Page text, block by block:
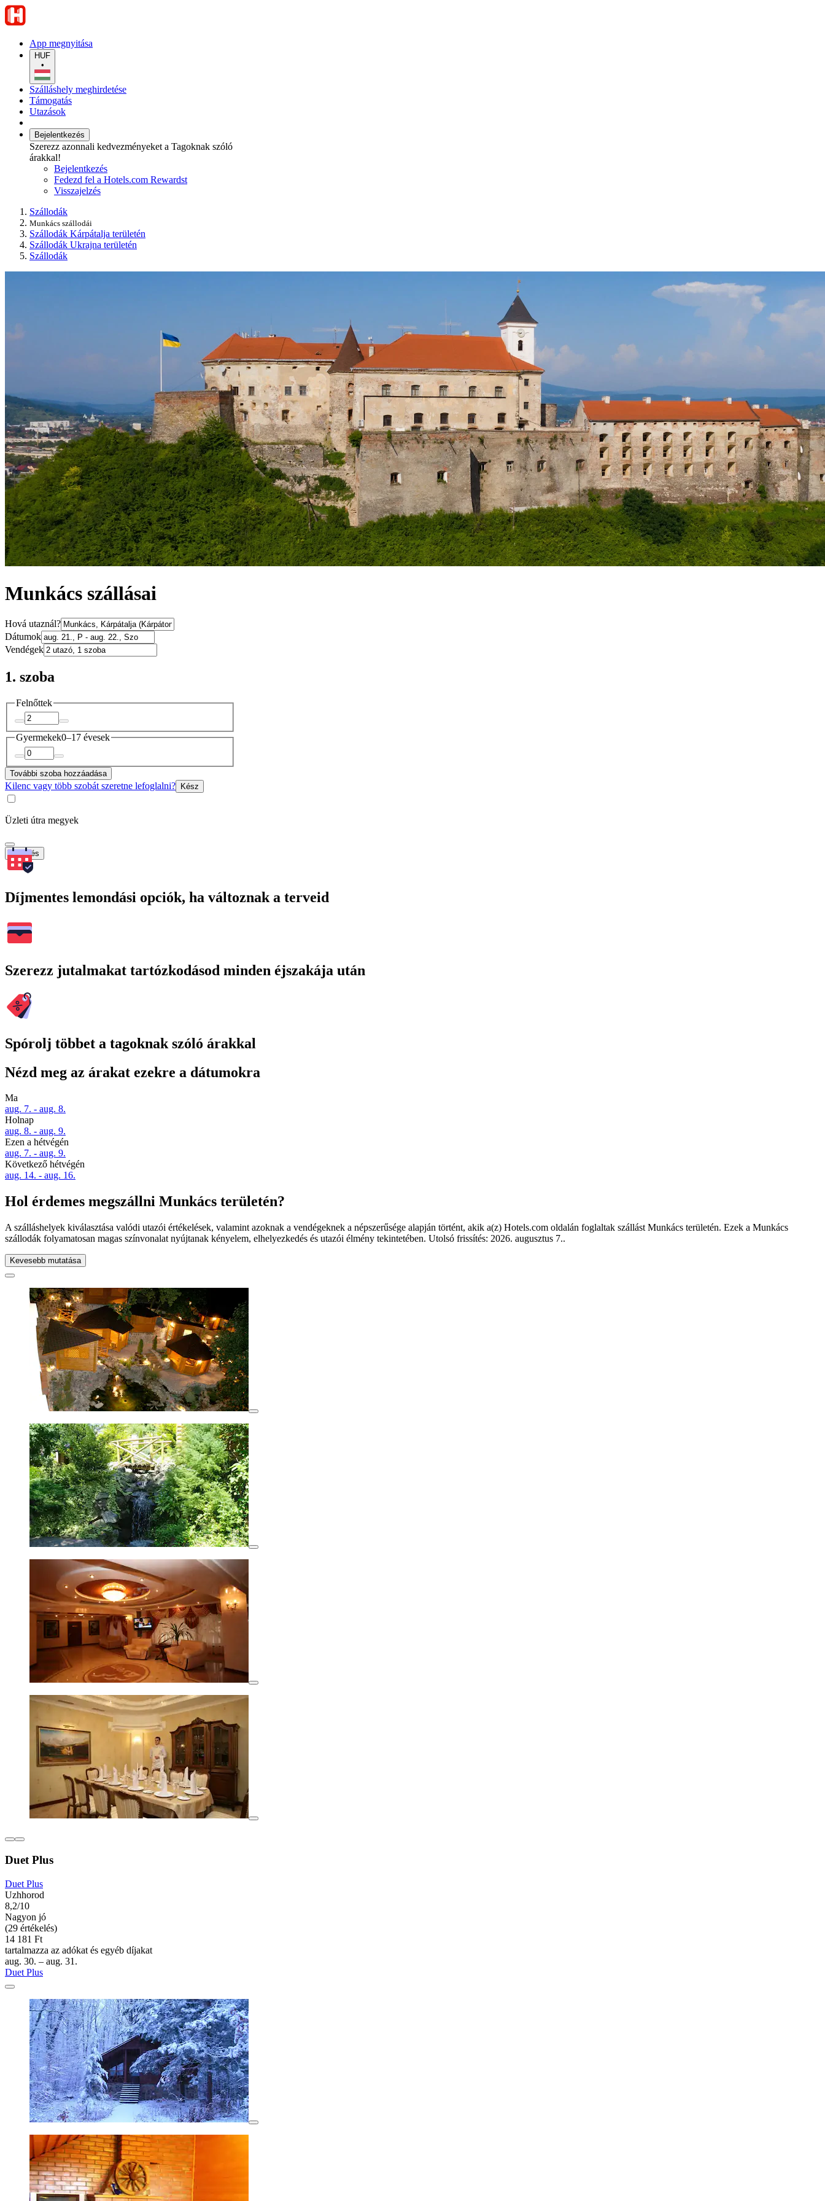
App megnyitása
HUF
•
Szálláshely meghirdetése
Támogatás
Utazások
Bejelentkezés
Szerezz azonnali kedvezményeket a Tagoknak szóló
árakkal!
Bejelentkezés
Fedezd fel a Hotels.com Rewardst
Visszajelzés
Szállodák
Munkács szállodái
Szállodák Kárpátalja területén
Szállodák Ukrajna területén
Szállodák
Munkács szállásai
Hová utaznál?
Dátumok
Vendégek
1. szoba
Felnőttek
Gyermekek0–17 évesek
További szoba hozzáadása
Kilenc vagy több szobát szeretne lefoglalni? Kész
Üzleti útra megyek
Keresés
Díjmentes lemondási opciók, ha változnak a terveid
Szerezz jutalmakat tartózkodásod minden éjszakája után
Spórolj többet a tagoknak szóló árakkal
Nézd meg az árakat ezekre a dátumokra
Ma
aug. 7. - aug. 8.
Holnap
aug. 8. - aug. 9.
Ezen a hétvégén
aug. 7. - aug. 9.
Következő hétvégén
aug. 14. - aug. 16.
Hol érdemes megszállni Munkács területén?
A szálláshelyek kiválasztása valódi utazói értékelések, valamint azoknak a vendégeknek a népszerűsége alapján történt, akik a(z) Hotels.com oldalán foglaltak szállást Munkács területén. Ezek a Munkács
szállodák folyamatosan magas színvonalat nyújtanak kényelem, elhelyezkedés és utazói élmény tekintetében. Utolsó frissítés: 2026. augusztus 7..
Kevesebb mutatása
Duet Plus
Duet Plus
Uzhhorod
8,2/10
Nagyon jó
(29 értékelés)
14 181 Ft
tartalmazza az adókat és egyéb díjakat
aug. 30. – aug. 31.
Duet Plus